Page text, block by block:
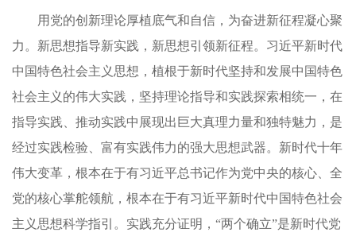
用党的创新理论厚植底气和自信，为奋进新征程凝心聚
力。新思想指导新实践，新思想引领新征程。习近平新时代
中国特色社会主义思想，植根于新时代坚持和发展中国特色
社会主义的伟大实践，坚持理论指导和实践探索相统一，在
指导实践、推动实践中展现出巨大真理力量和独特魅力，是
经过实践检验、富有实践伟力的强大思想武器。新时代十年
伟大变革，根本在于有习近平总书记作为党中央的核心、全
党的核心掌舵领航，根本在于有习近平新时代中国特色社会
主义思想科学指引。实践充分证明，“两个确立”是新时代党